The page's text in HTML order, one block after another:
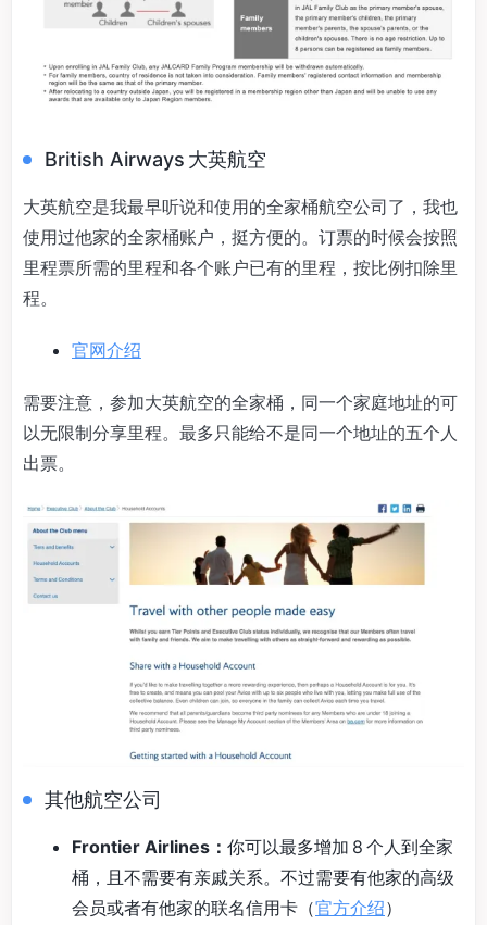
British Airways 大英航空
大英航空是我最早听说和使用的全家桶航空公司了，我也
使用过他家的全家桶账户，挺方便的。订票的时候会按照
里程票所需的里程和各个账户已有的里程，按比例扣除里
程。
官网介绍
需要注意，参加大英航空的全家桶，同一个家庭地址的可
以无限制分享里程。最多只能给不是同一个地址的五个人
出票。
其他航空公司
Frontier Airlines： 你可以最多增加 8 个人到全家
桶，且不需要有亲戚关系。不过需要有他家的高级
会员或者有他家的联名信用卡（官方介绍）